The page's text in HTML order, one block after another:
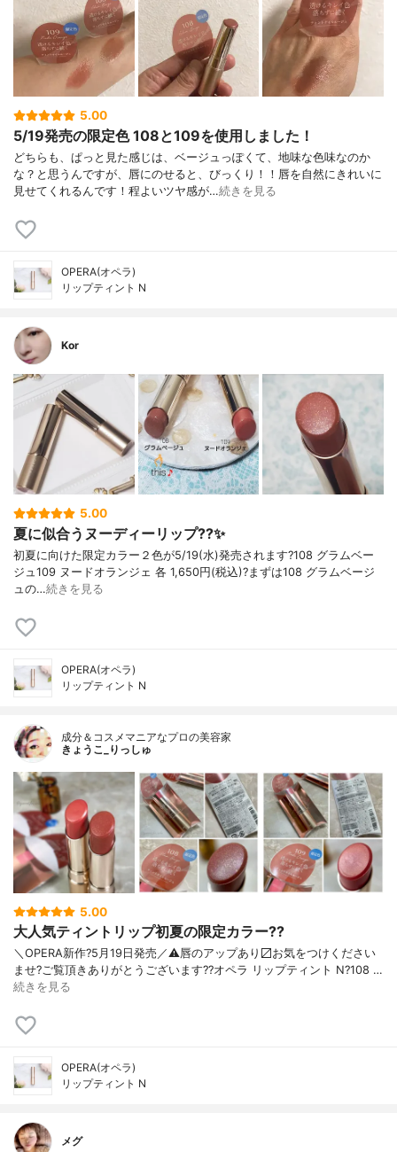
5.00
5/19発売の限定色 108と109を使用しました！
どちらも、ぱっと見た感じは、ベージュっぽくて、地味な色味なのか
な？と思うんですが、唇にのせると、びっくり！！唇を自然にきれいに
見せてくれるんです！程よいツヤ感が…続きを見る
OPERA(オペラ)
リップティント N
Kor
5.00
夏に似合うヌーディーリップ??✨
初夏に向けた限定カラー２色が5/19(水)発売されます?108 グラムベー
ジュ109 ヌードオランジェ 各 1,650円(税込)?まずは108 グラムベージ
ュの…続きを見る
OPERA(オペラ)
リップティント N
成分＆コスメマニアなプロの美容家
きょうこ_りっしゅ
5.00
大人気ティントリップ初夏の限定カラー??
＼OPERA新作?5月19日発売／ ⚠️唇のアップあり〼 お気をつけください
ませ? ご覧頂きありがとうございます? ?オペラ リップティント N ?108 …
続きを見る
OPERA(オペラ)
リップティント N
メグ